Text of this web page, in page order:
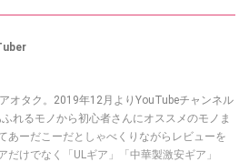
オタク。2019年12月よりYouTubeチャンネル
れるモノから初心者さんにオススメのモノま
あーだこーだとしゃべくりながらレビューを
だけでなく「ULギア」「中華製激安ギア」